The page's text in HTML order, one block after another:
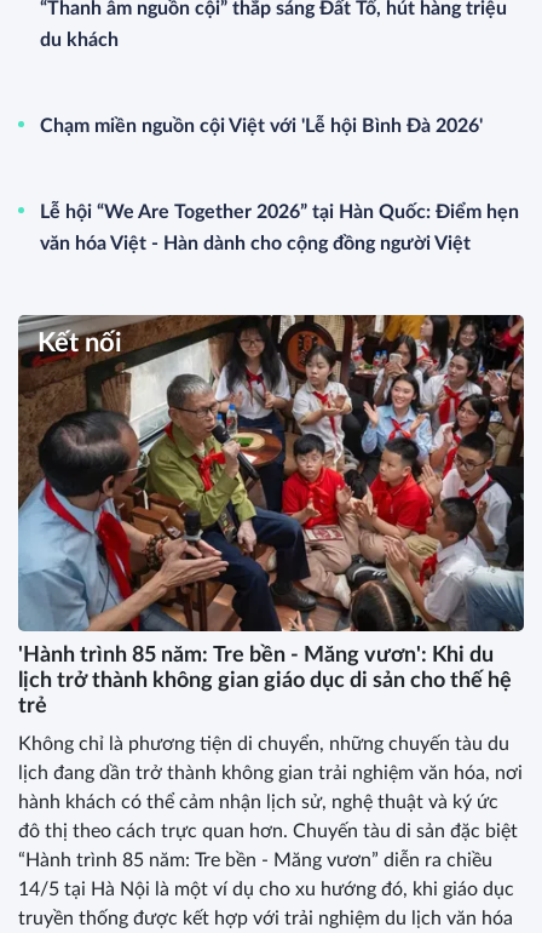
“Thanh âm nguồn cội” thắp sáng Đất Tổ, hút hàng triệu
du khách
Chạm miền nguồn cội Việt với 'Lễ hội Bình Đà 2026'
Lễ hội “We Are Together 2026” tại Hàn Quốc: Điểm hẹn
văn hóa Việt - Hàn dành cho cộng đồng người Việt
Kết nối
'Hành trình 85 năm: Tre bền - Măng vươn': Khi du
lịch trở thành không gian giáo dục di sản cho thế hệ
trẻ
Không chỉ là phương tiện di chuyển, những chuyến tàu du
lịch đang dần trở thành không gian trải nghiệm văn hóa, nơi
hành khách có thể cảm nhận lịch sử, nghệ thuật và ký ức
đô thị theo cách trực quan hơn. Chuyến tàu di sản đặc biệt
“Hành trình 85 năm: Tre bền - Măng vươn” diễn ra chiều
14/5 tại Hà Nội là một ví dụ cho xu hướng đó, khi giáo dục
truyền thống được kết hợp với trải nghiệm du lịch văn hóa